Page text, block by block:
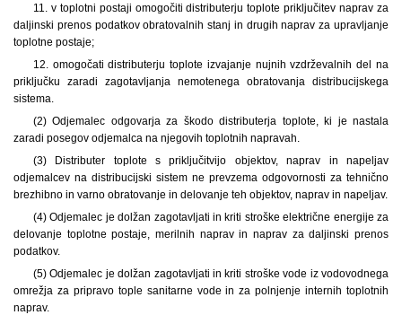
11. v toplotni postaji omogočiti distributerju toplote priključitev naprav za
daljinski prenos podatkov obratovalnih stanj in drugih naprav za upravljanje
toplotne postaje;
12. omogočati distributerju toplote izvajanje nujnih vzdrževalnih del na
priključku zaradi zagotavljanja nemotenega obratovanja distribucijskega
sistema.
(2) Odjemalec odgovarja za škodo distributerja toplote, ki je nastala
zaradi posegov odjemalca na njegovih toplotnih napravah.
(3) Distributer toplote s priključitvijo objektov, naprav in napeljav
odjemalcev na distribucijski sistem ne prevzema odgovornosti za tehnično
brezhibno in varno obratovanje in delovanje teh objektov, naprav in napeljav.
(4) Odjemalec je dolžan zagotavljati in kriti stroške električne energije za
delovanje toplotne postaje, merilnih naprav in naprav za daljinski prenos
podatkov.
(5) Odjemalec je dolžan zagotavljati in kriti stroške vode iz vodovodnega
omrežja za pripravo tople sanitarne vode in za polnjenje internih toplotnih
naprav.